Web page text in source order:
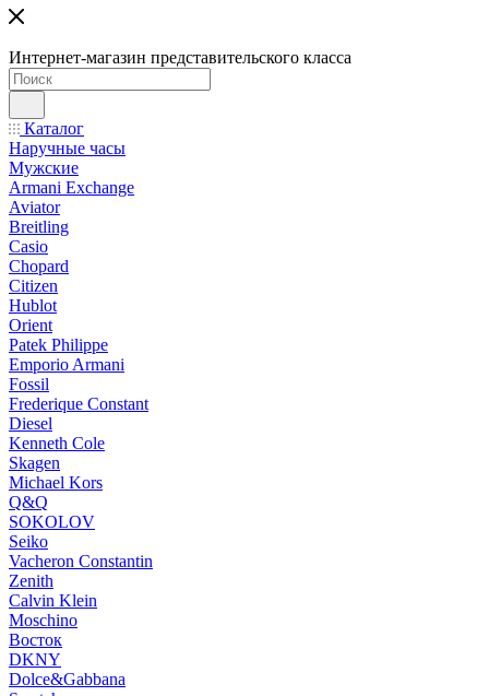
Интернет-магазин представительского класса
Каталог
Наручные часы
Мужские
Armani Exchange
Aviator
Breitling
Casio
Chopard
Citizen
Hublot
Orient
Patek Philippe
Emporio Armani
Fossil
Frederique Constant
Diesel
Kenneth Cole
Skagen
Michael Kors
Q&Q
SOKOLOV
Seiko
Vacheron Constantin
Zenith
Calvin Klein
Moschino
Восток
DKNY
Dolce&Gabbana